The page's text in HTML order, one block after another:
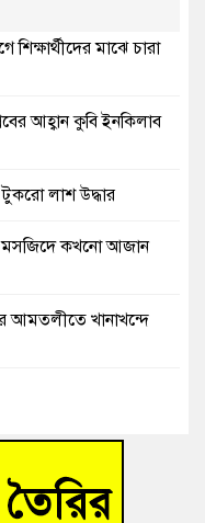
মাঝে চারা
আহ্বান কুবি ইনকিলাব
টুকরো লাশ উদ্ধার
মসজিদে কখনো আজান
আমতলীতে খানাখন্দে
বাংলাদেশি
রিকশাচালকের মরদেহ